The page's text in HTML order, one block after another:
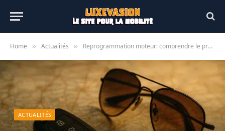
Home » Actualités » Reprogrammation moteur: comprendre le processus et ses bénéfices techniques
ACTUALITÉS